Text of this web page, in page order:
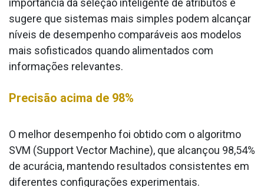
importância da seleção inteligente de atributos e
sugere que sistemas mais simples podem alcançar
níveis de desempenho comparáveis aos modelos
mais sofisticados quando alimentados com
informações relevantes.
Precisão acima de 98%
O melhor desempenho foi obtido com o algoritmo
SVM (Support Vector Machine), que alcançou 98,54%
de acurácia, mantendo resultados consistentes em
diferentes configurações experimentais.